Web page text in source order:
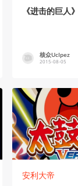
《进击的巨人
核众UcIpez
2015-08-05
安利大帝